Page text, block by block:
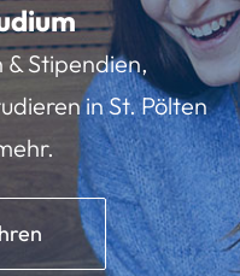
& Stipendien,
in St. Pölten